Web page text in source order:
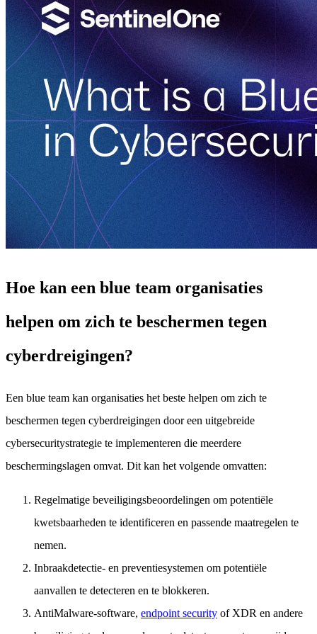
Hoe kan een blue team organisaties
helpen om zich te beschermen tegen
cyberdreigingen?
Een blue team kan organisaties het beste helpen om zich te
beschermen tegen cyberdreigingen door een uitgebreide
cybersecuritystrategie te implementeren die meerdere
beschermingslagen omvat. Dit kan het volgende omvatten:
Regelmatige beveiligingsbeoordelingen om potentiële
kwetsbaarheden te identificeren en passende maatregelen te
nemen.
Inbraakdetectie- en preventiesystemen om potentiële
aanvallen te detecteren en te blokkeren.
AntiMalware-software, endpoint security of XDR en andere